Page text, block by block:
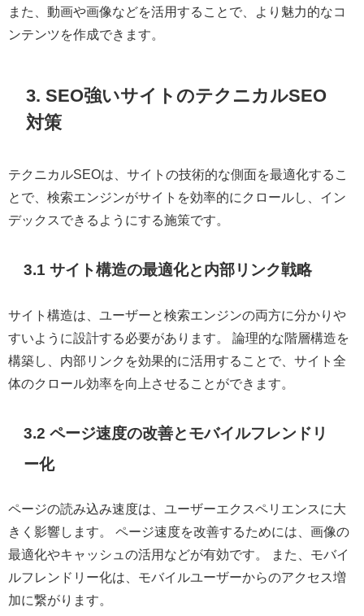
また、動画や画像などを活用することで、より魅力的なコ
ンテンツを作成できます。
3. SEO強いサイトのテクニカルSEO
対策
テクニカルSEOは、サイトの技術的な側面を最適化するこ
とで、検索エンジンがサイトを効率的にクロールし、イン
デックスできるようにする施策です。
3.1 サイト構造の最適化と内部リンク戦略
サイト構造は、ユーザーと検索エンジンの両方に分かりや
すいように設計する必要があります。 論理的な階層構造を
構築し、内部リンクを効果的に活用することで、サイト全
体のクロール効率を向上させることができます。
3.2 ページ速度の改善とモバイルフレンドリ
ー化
ページの読み込み速度は、ユーザーエクスペリエンスに大
きく影響します。 ページ速度を改善するためには、画像の
最適化やキャッシュの活用などが有効です。 また、モバイ
ルフレンドリー化は、モバイルユーザーからのアクセス増
加に繋がります。